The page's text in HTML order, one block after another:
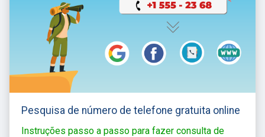
Pesquisa de número de telefone gratuita online
Instruções passo a passo para fazer consulta de